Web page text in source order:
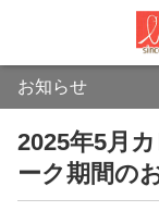
お知らせ
2025年5月
ーク期間の